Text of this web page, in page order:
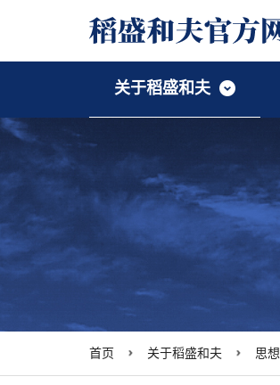
关于稻盛和夫
关于稻盛和夫首页
稻盛和夫档案首页
稻盛和夫研究首页
稻盛资料馆首页
首页 关于稻盛和夫 思想